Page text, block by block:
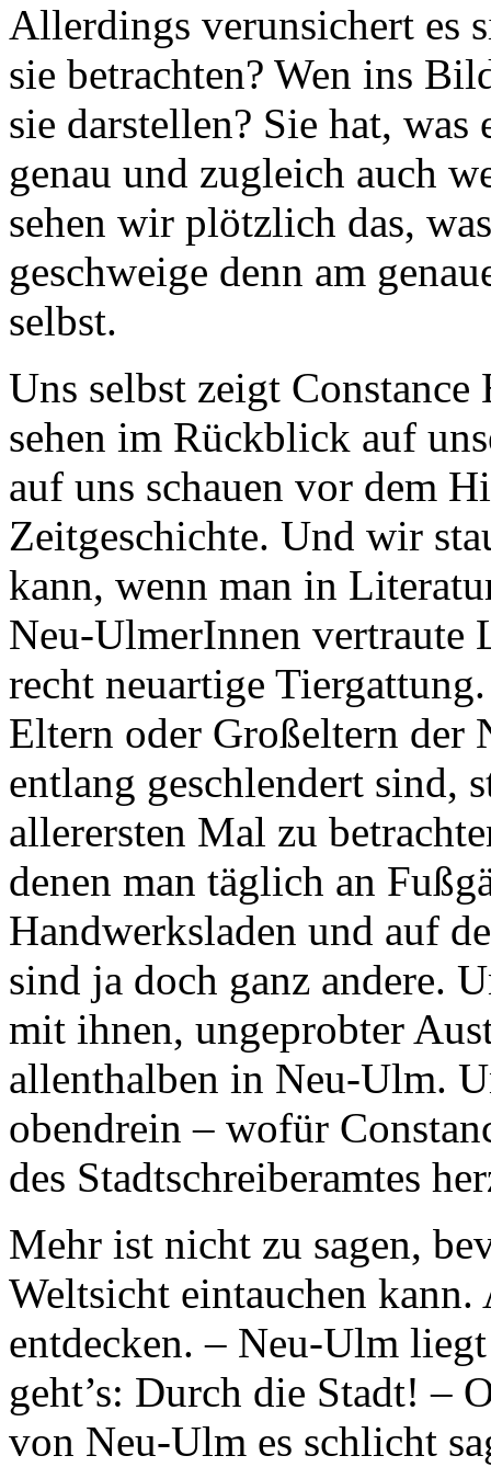
Allerdings verunsichert es
sie betrachten? Wen ins
sie darstellen? Sie hat,
genau und zugleich auch
sehen wir plötzlich das,
geschweige denn am
selbst.
Uns selbst zeigt
sehen im Rückblick auf
auf uns schauen vor dem
Zeitgeschichte. Und wir
kann, wenn man in
Neu-UlmerInnen vertraute
recht neuartige
Eltern oder Großeltern der
entlang geschlendert sind,
allerersten Mal zu
denen man täglich an
Handwerksladen und auf
sind ja doch ganz andere.
mit ihnen, ungeprobter
allenthalben in Neu-Ulm.
obendrein – wofür
des Stadtschreiberamtes
Mehr ist nicht zu sagen,
Weltsicht eintauchen
entdecken. – Neu-Ulm
geht’s: Durch die Stadt! –
von Neu-Ulm es schlicht